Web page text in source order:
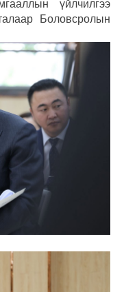
үйлчилгээ
Боловсролын